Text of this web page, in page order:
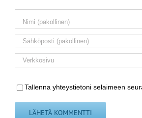
Tallenna yhteystietoni selaimeen